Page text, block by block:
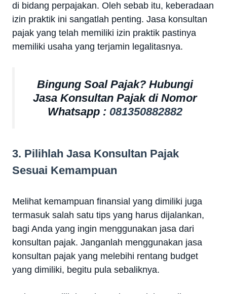
di bidang perpajakan. Oleh sebab itu, keberadaan
izin praktik ini sangatlah penting. Jasa konsultan
pajak yang telah memiliki izin praktik pastinya
memiliki usaha yang terjamin legalitasnya.
Bingung Soal Pajak? Hubungi
Jasa Konsultan Pajak di Nomor
Whatsapp : 081350882882
3. Pilihlah Jasa Konsultan Pajak
Sesuai Kemampuan
Melihat kemampuan finansial yang dimiliki juga
termasuk salah satu tips yang harus dijalankan,
bagi Anda yang ingin menggunakan jasa dari
konsultan pajak. Janganlah menggunakan jasa
konsultan pajak yang melebihi rentang budget
yang dimiliki, begitu pula sebaliknya.